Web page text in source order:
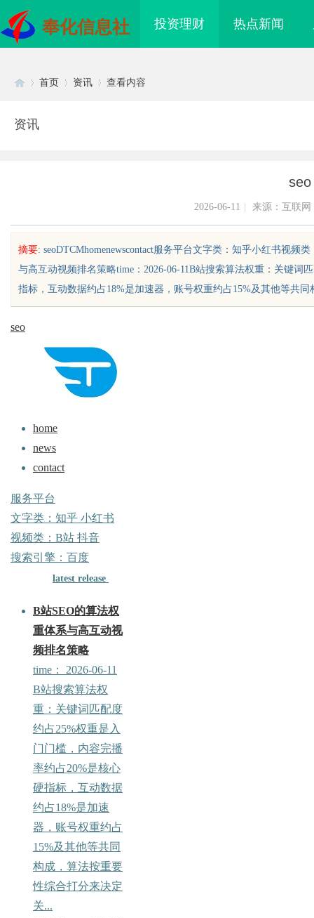
奉化信息社 投资理财 热点新闻
sc
!
首页 资讯 查看内容
资讯
seo
2026-06-11 来源：互联网
摘要: seoDTCMhomenewscontact服务平台文字类：知乎小红书视频
与高互动视频排名策略time：2026-06-11B站搜索算法权重：关键词
指标，互动数据约占18%是加速器，账号权重约占15%及其他等共
seo
home
news
contact
服务平台
文字类：知乎 小红书
视频类：B站 抖音
搜索引擎：百度
latest release
B站SEO的算法权
重体系与高互动视
频排名策略
time：
2026-06-11
B站搜索算法权
重：关键词匹配度
约占25%权重是入
门门槛，内容完播
率约占20%是核心
硬指标，互动数据
约占18%是加速
器，账号权重约占
15%及其他等共同
构成，算法按重要
性综合打分来决定
关...
桩项目软件开发商， 2026年纯电轻卡囤货指南：奥铃